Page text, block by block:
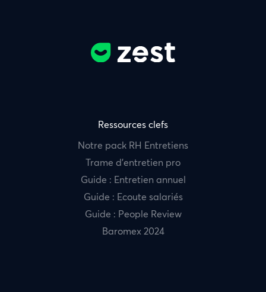
Ressources clefs
Notre pack RH Entretiens
Trame d’entretien pro
Guide : Entretien annuel
Guide : Ecoute salariés
Guide : People Review
Baromex 2024